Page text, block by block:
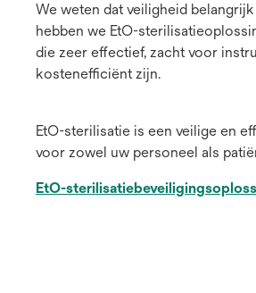
We weten dat veiligheid
hebben we EtO-
die zeer effectief, zacht voor
kostenefficiënt zijn.
EtO-sterilisatie is een veilige en
voor zowel uw personeel als
EtO-